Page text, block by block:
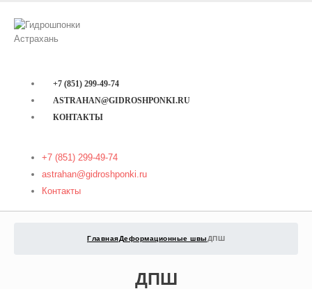
+7 (851) 299-49-74
ASTRAHAN@GIDROSHPONKI.RU
КОНТАКТЫ
+7 (851) 299-49-74
astrahan@gidroshponki.ru
Контакты
ГлавнаяДеформационные швыДПШ
ДПШ